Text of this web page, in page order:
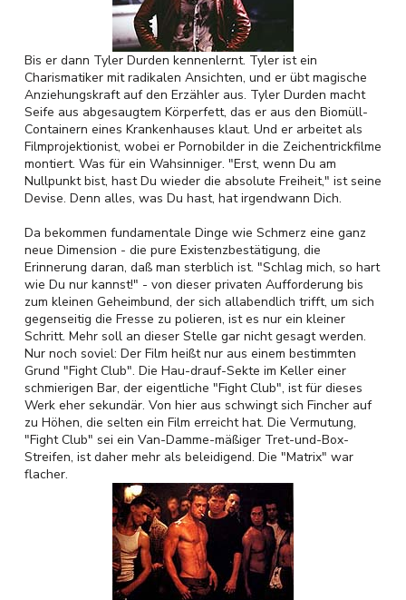
Bis er dann Tyler Durden kennenlernt. Tyler ist ein
Charismatiker mit radikalen Ansichten, und er übt magische
Anziehungskraft auf den Erzähler aus. Tyler Durden macht
Seife aus abgesaugtem Körperfett, das er aus den Biomüll-
Containern eines Krankenhauses klaut. Und er arbeitet als
Filmprojektionist, wobei er Pornobilder in die Zeichentrickfilme
montiert. Was für ein Wahsinniger. "Erst, wenn Du am
Nullpunkt bist, hast Du wieder die absolute Freiheit," ist seine
Devise. Denn alles, was Du hast, hat irgendwann Dich.
Da bekommen fundamentale Dinge wie Schmerz eine ganz
neue Dimension - die pure Existenzbestätigung, die
Erinnerung daran, daß man sterblich ist. "Schlag mich, so hart
wie Du nur kannst!" - von dieser privaten Aufforderung bis
zum kleinen Geheimbund, der sich allabendlich trifft, um sich
gegenseitig die Fresse zu polieren, ist es nur ein kleiner
Schritt. Mehr soll an dieser Stelle gar nicht gesagt werden.
Nur noch soviel: Der Film heißt nur aus einem bestimmten
Grund "Fight Club". Die Hau-drauf-Sekte im Keller einer
schmierigen Bar, der eigentliche "Fight Club", ist für dieses
Werk eher sekundär. Von hier aus schwingt sich Fincher auf
zu Höhen, die selten ein Film erreicht hat. Die Vermutung,
"Fight Club" sei ein Van-Damme-mäßiger Tret-und-Box-
Streifen, ist daher mehr als beleidigend. Die "Matrix" war
flacher.